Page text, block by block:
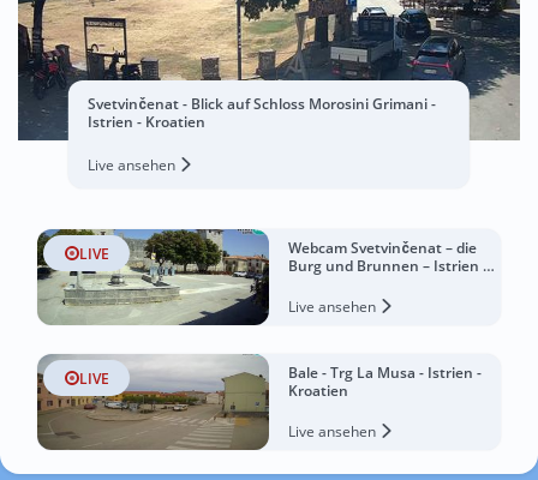
Svetvinčenat - Blick auf Schloss Morosini Grimani -
Istrien - Kroatien
Live ansehen
LIVE
Webcam Svetvinčenat – die
Burg und Brunnen – Istrien –
Live ansehen
LIVE
Bale - Trg La Musa - Istrien -
Kroatien
Live ansehen